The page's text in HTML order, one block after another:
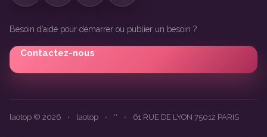
Besoin d’aide pour démarrer ou publier un besoin ?
Contactez-nous
laotop © 2026 • laotop • '' • 61 RUE DE LYON 75012 PARIS